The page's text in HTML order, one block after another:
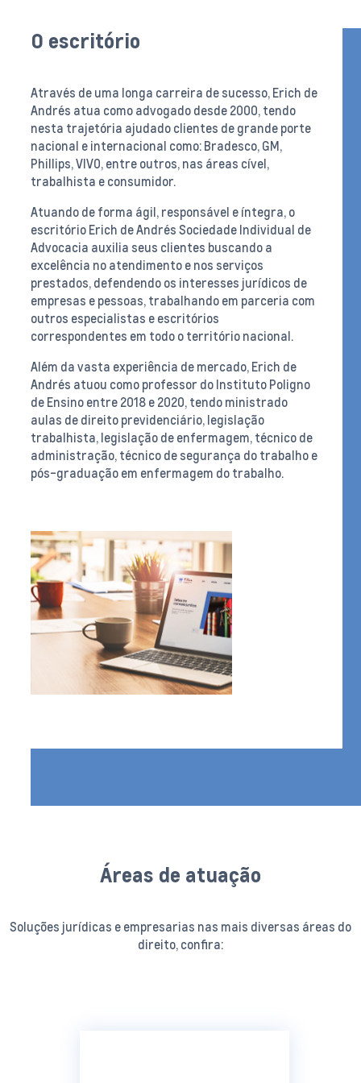
O escritório
Através de uma longa carreira de sucesso, Erich de
Andrés atua como advogado desde 2000, tendo
nesta trajetória ajudado clientes de grande porte
nacional e internacional como: Bradesco, GM,
Phillips, VIVO, entre outros, nas áreas cível,
trabalhista e consumidor.
Atuando de forma ágil, responsável e íntegra, o
escritório Erich de Andrés Sociedade Individual de
Advocacia auxilia seus clientes buscando a
excelência no atendimento e nos serviços
prestados, defendendo os interesses jurídicos de
empresas e pessoas, trabalhando em parceria com
outros especialistas e escritórios
correspondentes em todo o território nacional.
Além da vasta experiência de mercado, Erich de
Andrés atuou como professor do Instituto Poligno
de Ensino entre 2018 e 2020, tendo ministrado
aulas de direito previdenciário, legislação
trabalhista, legislação de enfermagem, técnico de
administração, técnico de segurança do trabalho e
pós-graduação em enfermagem do trabalho.
Áreas de atuação
Soluções jurídicas e empresarias nas mais diversas áreas do
direito, confira: